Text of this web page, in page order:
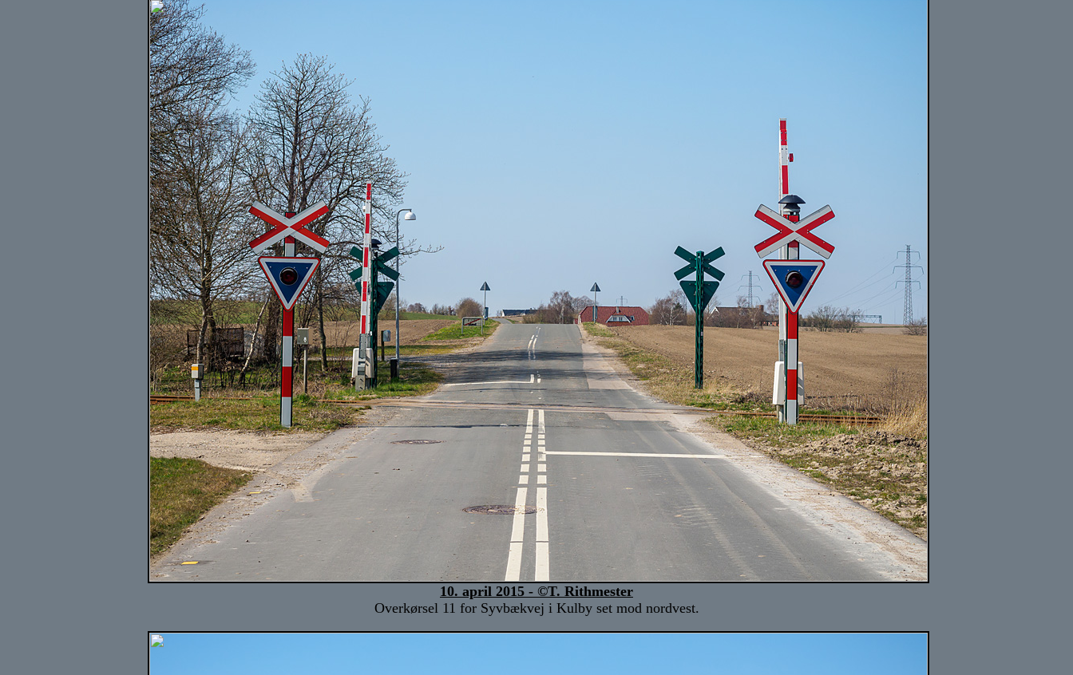
10. april 2015 - ©T. Rithmester
Overkørsel 11 for Syvbækvej i Kulby set mod nordvest.